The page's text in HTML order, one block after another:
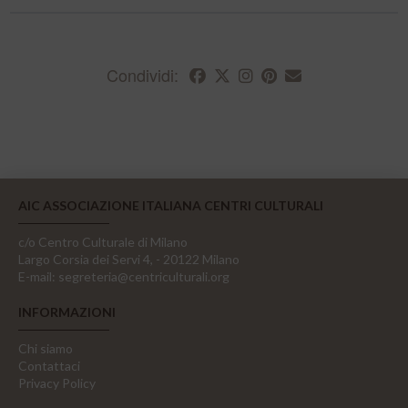
Condividi:
AIC ASSOCIAZIONE ITALIANA CENTRI CULTURALI
c/o Centro Culturale di Milano
Largo Corsia dei Servi 4, - 20122 Milano
E-mail: segreteria@centriculturali.org
INFORMAZIONI
Chi siamo
Contattaci
Privacy Policy